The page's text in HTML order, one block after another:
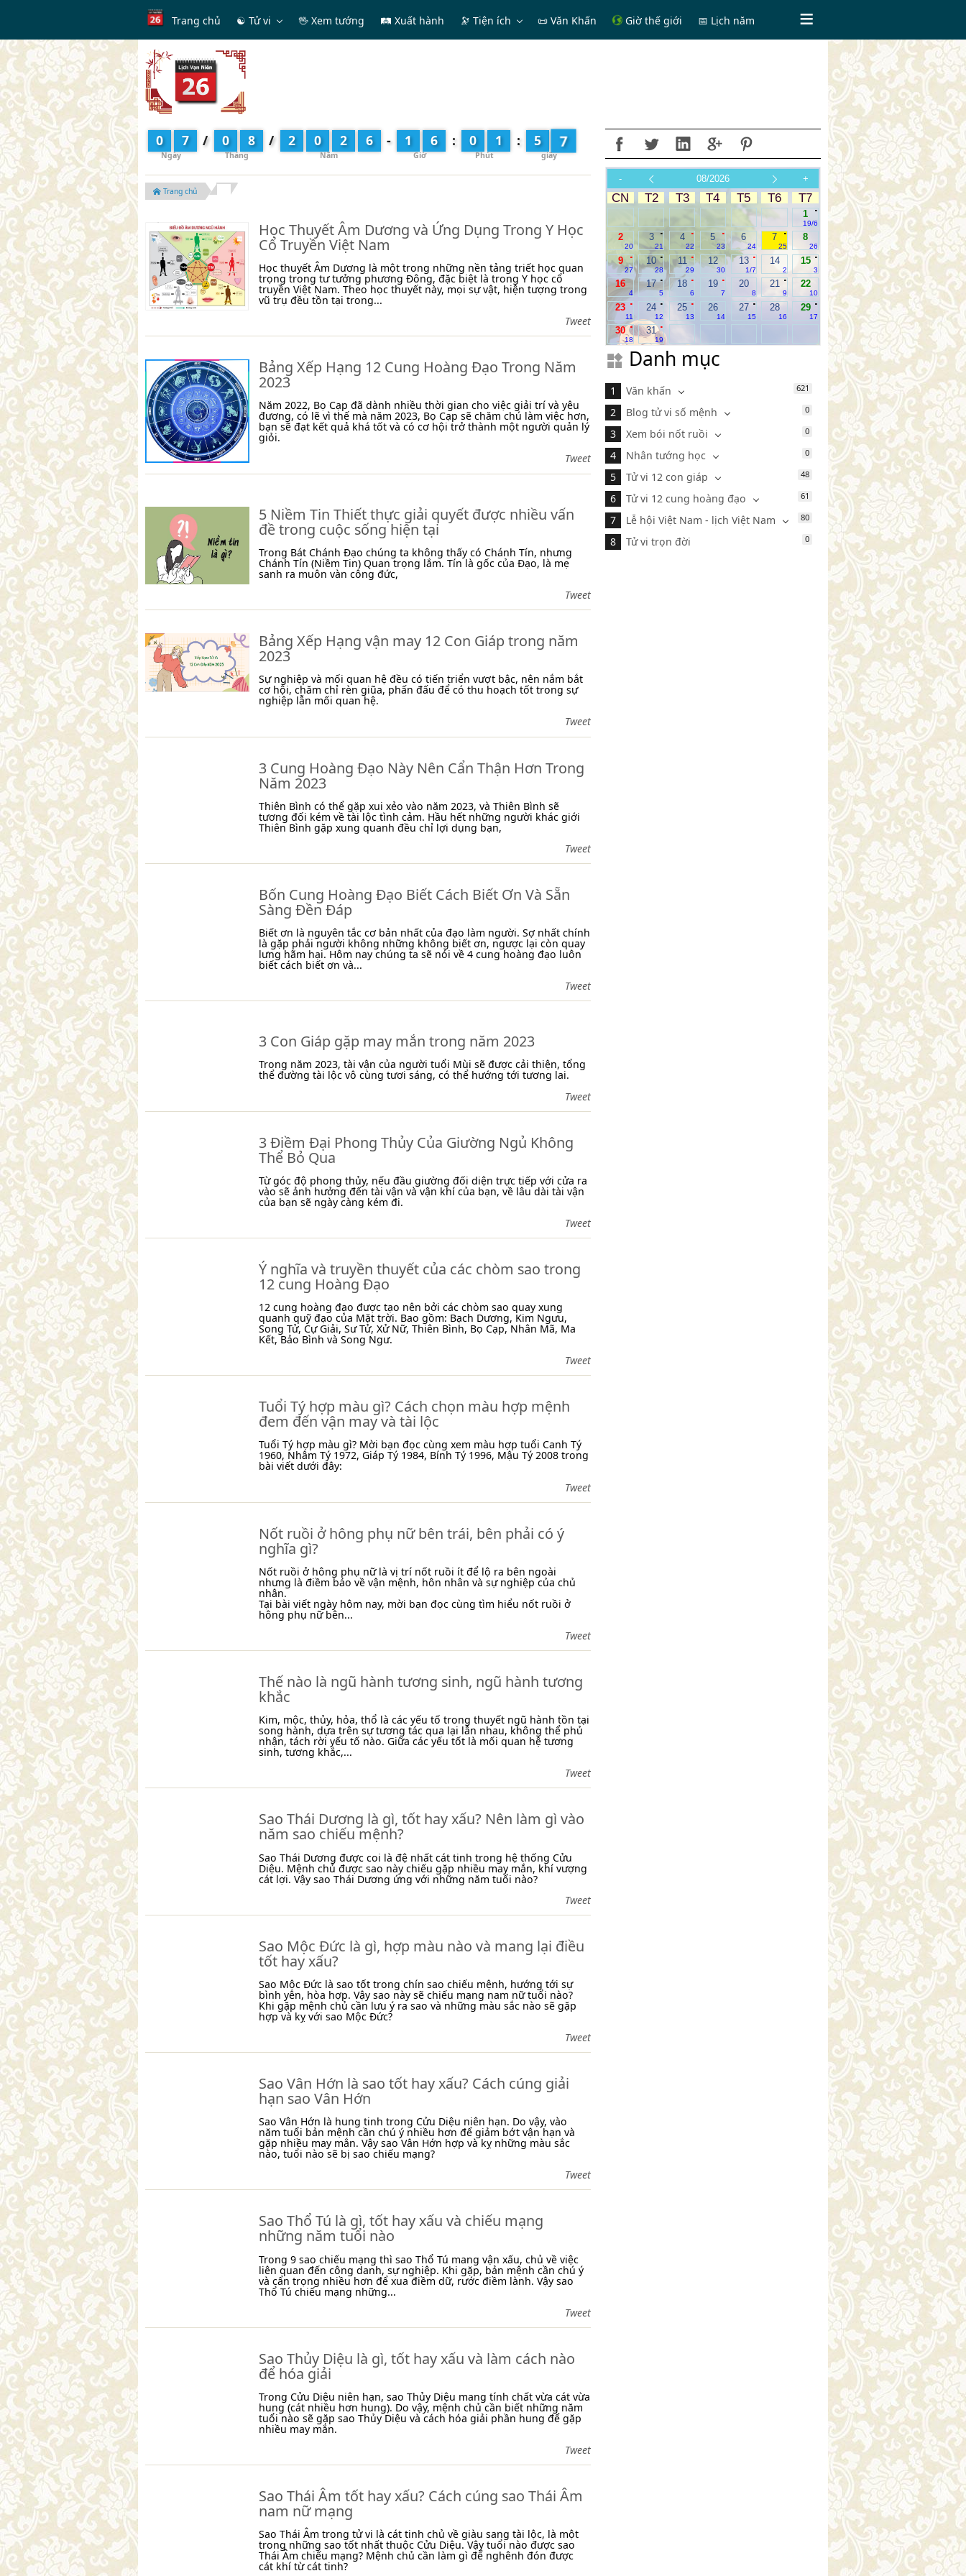
Trang chủ ☯ Tử vi 🖖 Xem tướng 🛤 Xuất hành 🔭 Tiện ích 📜 Văn Khấn Giờ thế giới 📅 Lịch năm
0 7 / 0 8 / 2 0 2 6 - 1 6 : 0 1 : 5 9
Trang chủ
Học Thuyết Âm Dương và Ứng Dụng Trong Y Học
Cổ Truyền Việt Nam
Học thuyết Âm Dương là một trong những nền tảng triết học quan
trọng trong tư tưởng phương Đông, đặc biệt là trong Y học cổ
truyền Việt Nam. Theo học thuyết này, mọi sự vật, hiện tượng trong
vũ trụ đều tồn tại trong...
Tweet
Bảng Xếp Hạng 12 Cung Hoàng Đạo Trong Năm
2023
Năm 2022, Bọ Cạp đã dành nhiều thời gian cho việc giải trí và yêu
đương, có lẽ vì thế mà năm 2023, Bọ Cạp sẽ chăm chú làm việc hơn,
bạn sẽ đạt kết quả khá tốt và có cơ hội trở thành một người quản lý
giỏi.
Tweet
5 Niềm Tin Thiết thực giải quyết được nhiều vấn
đề trong cuộc sống hiện tại
Trong Bát Chánh Đạo chúng ta không thấy có Chánh Tín, nhưng
Chánh Tín (Niềm Tin) Quan trọng lắm. Tín là gốc của Đạo, là mẹ
sanh ra muôn vàn công đức,
Tweet
Bảng Xếp Hạng vận may 12 Con Giáp trong năm
2023
Sự nghiệp và mối quan hệ đều có tiến triển vượt bậc, nên nắm bắt
cơ hội, chăm chỉ rèn giũa, phấn đấu để có thu hoạch tốt trong sự
nghiệp lẫn mối quan hệ.
Tweet
3 Cung Hoàng Đạo Này Nên Cẩn Thận Hơn Trong
Năm 2023
Thiên Bình có thể gặp xui xẻo vào năm 2023, và Thiên Bình sẽ
tương đối kém về tài lộc tình cảm. Hầu hết những người khác giới
Thiên Bình gặp xung quanh đều chỉ lợi dụng bạn,
Tweet
Bốn Cung Hoàng Đạo Biết Cách Biết Ơn Và Sẵn
Sàng Đền Đáp
Biết ơn là nguyên tắc cơ bản nhất của đạo làm người. Sợ nhất chính
là gặp phải người không những không biết ơn, ngược lại còn quay
lưng hãm hại. Hôm nay chúng ta sẽ nói về 4 cung hoàng đạo luôn
biết cách biết ơn và...
Tweet
3 Con Giáp gặp may mắn trong năm 2023
Trong năm 2023, tài vận của người tuổi Mùi sẽ được cải thiện, tổng
thể đường tài lộc vô cùng tươi sáng, có thể hướng tới tương lai.
Tweet
3 Điềm Đại Phong Thủy Của Giường Ngủ Không
Thể Bỏ Qua
Từ góc độ phong thủy, nếu đầu giường đối diện trực tiếp với cửa ra
vào sẽ ảnh hưởng đến tài vận và vận khí của bạn, về lâu dài tài vận
của bạn sẽ ngày càng kém đi.
Tweet
Ý nghĩa và truyền thuyết của các chòm sao trong
12 cung Hoàng Đạo
12 cung hoàng đạo được tạo nên bởi các chòm sao quay xung
quanh quỹ đạo của Mặt trời. Bao gồm: Bạch Dương, Kim Ngưu,
Song Tử, Cự Giải, Sư Tử, Xử Nữ, Thiên Bình, Bọ Cạp, Nhân Mã, Ma
Kết, Bảo Bình và Song Ngư.
Tweet
Tuổi Tý hợp màu gì? Cách chọn màu hợp mệnh
đem đến vận may và tài lộc
Tuổi Tý hợp màu gì? Mời bạn đọc cùng xem màu hợp tuổi Canh Tý
1960, Nhâm Tý 1972, Giáp Tý 1984, Bính Tý 1996, Mậu Tý 2008 trong
bài viết dưới đây:
Tweet
Nốt ruồi ở hông phụ nữ bên trái, bên phải có ý
nghĩa gì?
Nốt ruồi ở hông phụ nữ là vị trí nốt ruồi ít để lộ ra bên ngoài
nhưng là điềm báo về vận mệnh, hôn nhân và sự nghiệp của chủ
nhân.
Tại bài viết ngày hôm nay, mời bạn đọc cùng tìm hiểu nốt ruồi ở
hông phụ nữ bên...
Tweet
Thế nào là ngũ hành tương sinh, ngũ hành tương
khắc
Kim, mộc, thủy, hỏa, thổ là các yếu tố trong thuyết ngũ hành tồn tại
song hành, dựa trên sự tương tác qua lại lẫn nhau, không thể phủ
nhận, tách rời yếu tố nào. Giữa các yếu tốt là mối quan hệ tương
sinh, tương khắc,...
Tweet
Sao Thái Dương là gì, tốt hay xấu? Nên làm gì vào
năm sao chiếu mệnh?
Sao Thái Dương được coi là đệ nhất cát tinh trong hệ thống Cửu
Diệu. Mệnh chủ được sao này chiếu gặp nhiều may mắn, khí vượng
cát lợi. Vậy sao Thái Dương ứng với những năm tuổi nào?
Tweet
Sao Mộc Đức là gì, hợp màu nào và mang lại điều
tốt hay xấu?
Sao Mộc Đức là sao tốt trong chín sao chiếu mệnh, hướng tới sự
bình yên, hòa hợp. Vậy sao này sẽ chiếu mạng nam nữ tuổi nào?
Khi gặp mệnh chủ cần lưu ý ra sao và những màu sắc nào sẽ gặp
hợp và kỵ với sao Mộc Đức?
Tweet
Sao Vân Hớn là sao tốt hay xấu? Cách cúng giải
hạn sao Vân Hớn
Sao Vân Hớn là hung tinh trong Cửu Diệu niên hạn. Do vậy, vào
năm tuổi bản mệnh cần chú ý nhiều hơn để giảm bớt vận hạn và
gặp nhiều may mắn. Vậy sao Vân Hớn hợp và kỵ những màu sắc
nào, tuổi nào sẽ bị sao chiếu mạng?
Tweet
Sao Thổ Tú là gì, tốt hay xấu và chiếu mạng
những năm tuổi nào
Trong 9 sao chiếu mạng thì sao Thổ Tú mang vận xấu, chủ về việc
liên quan đến công danh, sự nghiệp. Khi gặp, bản mệnh cần chú ý
và cẩn trọng nhiều hơn để xua điềm dữ, rước điềm lành. Vậy sao
Thổ Tú chiếu mạng những...
Tweet
Sao Thủy Diệu là gì, tốt hay xấu và làm cách nào
để hóa giải
Trong Cửu Diệu niên hạn, sao Thủy Diệu mang tính chất vừa cát vừa
hung (cát nhiều hơn hung). Do vậy, mệnh chủ cần biết những năm
tuổi nào sẽ gặp sao Thủy Diệu và cách hóa giải phần hung để gặp
nhiều may mắn.
Tweet
Sao Thái Âm tốt hay xấu? Cách cúng sao Thái Âm
nam nữ mạng
Sao Thái Âm trong tử vi là cát tinh chủ về giàu sang tài lộc, là một
trong những sao tốt nhất thuộc Cửu Diệu. Vậy tuổi nào được sao
Thái Âm chiếu mạng? Mệnh chủ cần làm gì để nghênh đón được
cát khí từ cát tinh?
- 08/2026 +
CN T2 T3 T4 T5 T6 T7
.
1
19/6
2
20
.
3
21
.
4
22
.
5
23
6
24
.
7
25
8
26
.
9
27
.
10
28
.
11
29
12
30
.
13
1/7
14
2
.
15
3
16
4
.
17
5
.
18
6
.
19
7
20
8
.
21
9
22
10
.
23
11
.
24
12
.
25
13
26
14
.
27
15
28
16
.
29
17
.
30
18
.
31
19
Danh mục
Văn khấn 621
Blog tử vi số mệnh 0
Xem bói nốt ruồi 0
Nhân tướng học 0
Tử vi 12 con giáp 48
Tử vi 12 cung hoàng đạo 61
Lễ hội Việt Nam - lịch Việt Nam 80
Tử vi trọn đời 0